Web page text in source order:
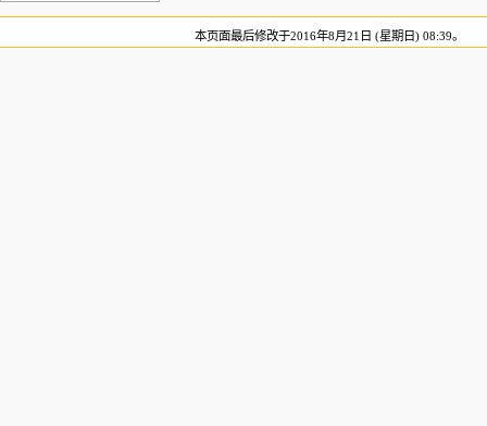
本页面最后修改于2016年8月21日 (星期日) 08:39。